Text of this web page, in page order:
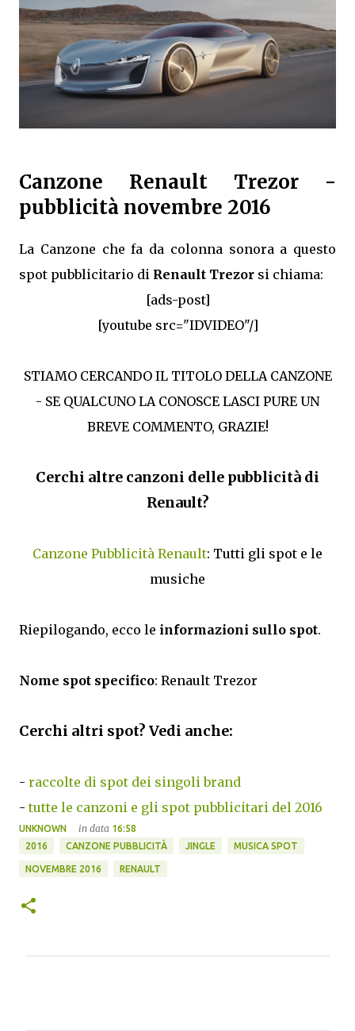
Canzone Renault Trezor -
pubblicità novembre 2016
La Canzone che fa da colonna sonora a questo
spot pubblicitario di Renault Trezor si chiama:
[ads-post]
[youtube src="IDVIDEO"/]
STIAMO CERCANDO IL TITOLO DELLA CANZONE
- SE QUALCUNO LA CONOSCE LASCI PURE UN
BREVE COMMENTO, GRAZIE!
Cerchi altre canzoni delle pubblicità di
Renault?
Canzone Pubblicità Renault: Tutti gli spot e le
musiche
Riepilogando, ecco le informazioni sullo spot.
Nome spot specifico: Renault Trezor
Cerchi altri spot? Vedi anche:
- raccolte di spot dei singoli brand
-tutte le canzoni e gli spot pubblicitari del 2016
UNKNOWN in data 16:58
2016
CANZONE PUBBLICITÀ JINGLE MUSICA SPOT
NOVEMBRE 2016 RENAULT